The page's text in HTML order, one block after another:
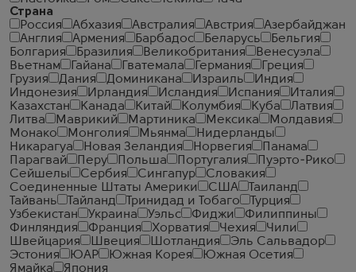
Страна
Россия
Абхазия Австралия Австрия
Азербайджан
Англия
Армения Барбадос Беларусь
Бельгия
Болгария
Бразилия Великобритания
Венесуэла
Вьетнам
Гайана Гватемала Германия
Греция
Грузия
Дания Доминикана Израиль
Индия
Индонезия
Ирландия Исландия Испания
Италия
Казахстан
Канада Китай Колумбия Куба
Латвия
Литва
Маврикий Мартиника Мексика
Молдавия
Монако
Монголия Мьянма
Нидерланды
Никарагуа
Новая Зеландия Норвегия
Панама
Парагвай
Перу Польша Португалия
Пуэрто-Рико
Сейшелы
Сербия Сингапур
Словакия
Соединенные Штаты Америки
США
Таиланд
Тайвань
Тайланд Тринидад и Тобаго
Турция
Узбекистан
Украина Уэльс Фиджи
Филиппины
Финляндия
Франция Хорватия Чехия
Чили
Швейцария
Швеция Шотландия
Эль Сальвадор
Эстония
ЮАР Южная Корея
Южная Осетия
Ямайка
Япония